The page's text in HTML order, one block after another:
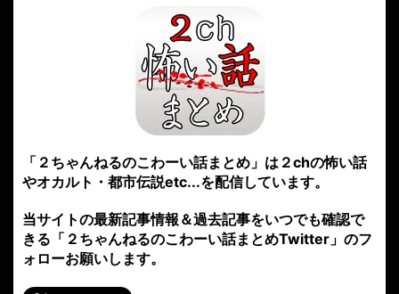
「２ちゃんねるのこわーい話まとめ」は２chの怖い話
やオカルト・都市伝説etc...を配信しています。
当サイトの最新記事情報＆過去記事をいつでも確認で
きる「２ちゃんねるのこわーい話まとめTwitter」のフ
ォローお願いします。